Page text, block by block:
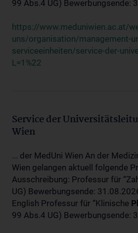
99 Abs.4 UG) Bewerbungsende:
https://www.meduniwien.ac.at/
uns/organisation/management-
serviceeinheiten/service-der-
L=1%22
Service der
Wien
... der MedUni Wien An der
Wien gelangen aktuell folgende
Ausschreibung: Professur für
UG) Bewerbungsende:
English Professur für “Klinische
99 Abs.4 UG) Bewerbungsende: